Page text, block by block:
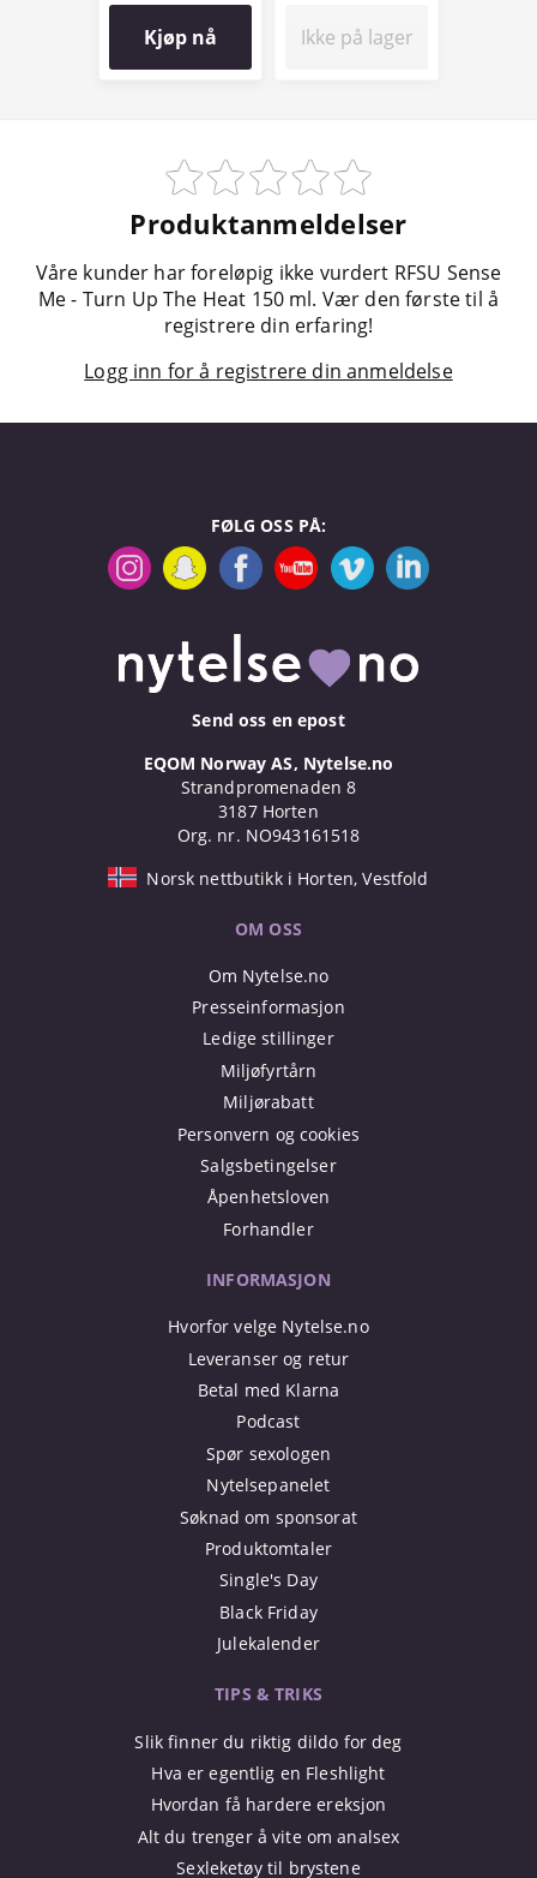
Kjøp nå Ikke på lager
Produktanmeldelser
Våre kunder har foreløpig ikke vurdert RFSU Sense
Me - Turn Up The Heat 150 ml. Vær den første til å
registrere din erfaring!
Logg inn for å registrere din anmeldelse
FØLG OSS PÅ:
Send oss en epost
EQOM Norway AS, Nytelse.no
Strandpromenaden 8
3187 Horten
Org. nr. NO943161518
Norsk nettbutikk i Horten, Vestfold
OM OSS
Om Nytelse.no
Presseinformasjon
Ledige stillinger
Miljøfyrtårn
Miljørabatt
Personvern og cookies
Salgsbetingelser
Åpenhetsloven
Forhandler
INFORMASJON
Hvorfor velge Nytelse.no
Leveranser og retur
Betal med Klarna
Podcast
Spør sexologen
Nytelsepanelet
Søknad om sponsorat
Produktomtaler
Single's Day
Black Friday
Julekalender
TIPS & TRIKS
Slik finner du riktig dildo for deg
Hva er egentlig en Fleshlight
Hvordan få hardere ereksjon
Alt du trenger å vite om analsex
Sexleketøy til brystene